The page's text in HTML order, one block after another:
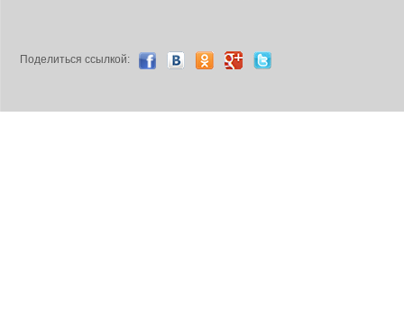
Поделиться ccылкой: